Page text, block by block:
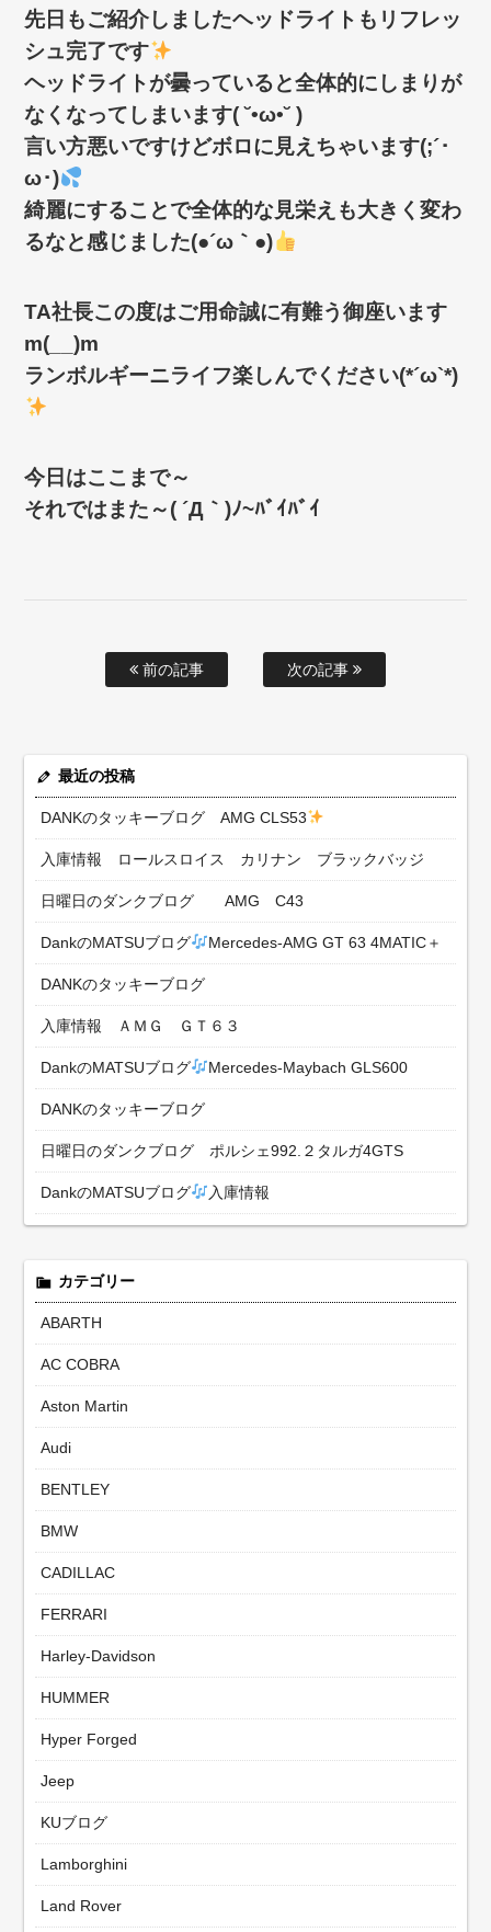
先日もご紹介しましたヘッドライトもリフレッ
シュ完了です
ヘッドライトが曇っていると全体的にしまりが
なくなってしまいます( ˘•ω•˘ )
言い方悪いですけどボロに見えちゃいます(;´･
ω･)
綺麗にすることで全体的な見栄えも大きく変わ
るなと感じました(●´ω｀●)
TA社長この度はご用命誠に有難う御座います
m(__)m
ランボルギーニライフ楽しんでください(*´ω`*)
今日はここまで～
それではまた～( ´Д｀)ﾉ~ﾊﾞｲﾊﾞｲ
前の記事 次の記事
最近の投稿
DANKのタッキーブログ AMG CLS53
入庫情報 ロールスロイス カリナン ブラックバッジ
日曜日のダンクブログ AMG C43
DankのMATSUブログ Mercedes-AMG GT 63 4MATIC＋
DANKのタッキーブログ
入庫情報 ＡＭＧ ＧＴ６３
DankのMATSUブログ Mercedes-Maybach GLS600
DANKのタッキーブログ
日曜日のダンクブログ ポルシェ992.２タルガ4GTS
DankのMATSUブログ 入庫情報
カテゴリー
ABARTH
AC COBRA
Aston Martin
Audi
BENTLEY
BMW
CADILLAC
FERRARI
Harley-Davidson
HUMMER
Hyper Forged
Jeep
KUブログ
Lamborghini
Land Rover